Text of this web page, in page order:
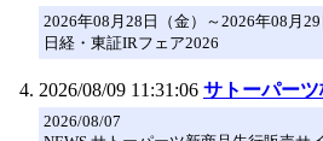
2026年08月28日（金）～2026年08月29
日経・東証IRフェア2026
2026/08/09 11:31:06 サトーパーツ
2026/08/07